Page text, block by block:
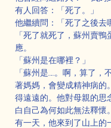
有人回答：「死了。」
他繼續問：「死了之後去
「死了就死了，蘇州賣
應。
「蘇州是在哪裡？」
「蘇州是……。啊，算了
著媽媽，會變成精神病的
得遠遠的。他對母親的思
白自己為何如此無法釋懷。
有一天，他來到了山上的